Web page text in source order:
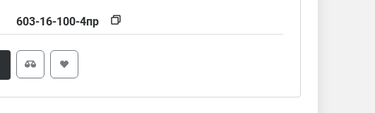
603-16-100-4пр